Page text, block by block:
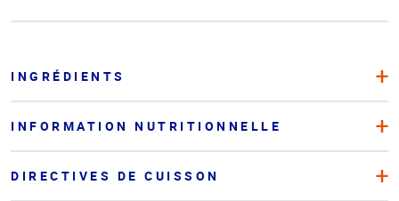
INGRÉDIENTS
INFORMATION NUTRITIONNELLE
DIRECTIVES DE CUISSON